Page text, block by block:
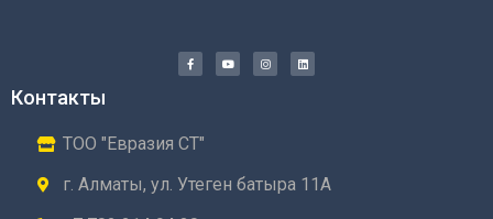
Контакты
ТОО "Евразия СТ"
г. Алматы, ул. Утеген батыра 11А